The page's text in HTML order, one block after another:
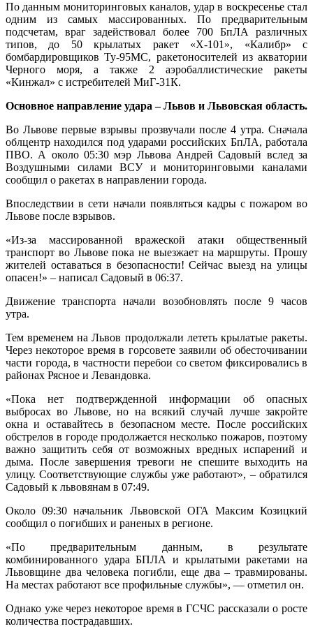
По данным мониторинговых каналов, удар в воскресенье стал
одним из самых массированных. По предварительным
подсчетам, враг задействовал более 700 БпЛА различных
типов, до 50 крылатых ракет «Х-101», «Калибр» с
бомбардировщиков Ту-95МС, ракетоносителей из акватории
Черного моря, а также 2 аэробаллистические ракеты
«Кинжал» с истребителей МиГ-31К.
Основное направление удара – Львов и Львовская область.
Во Львове первые взрывы прозвучали после 4 утра. Сначала
облцентр находился под ударами российских БпЛА, работала
ПВО. А около 05:30 мэр Львова Андрей Садовый вслед за
Воздушными силами ВСУ и мониторинговыми каналами
сообщил о ракетах в направлении города.
Впоследствии в сети начали появляться кадры с пожаром во
Львове после взрывов.
«Из-за массированной вражеской атаки общественный
транспорт во Львове пока не выезжает на маршруты. Прошу
жителей оставаться в безопасности! Сейчас выезд на улицы
опасен!» – написал Садовый в 06:37.
Движение транспорта начали возобновлять после 9 часов
утра.
Тем временем на Львов продолжали лететь крылатые ракеты.
Через некоторое время в горсовете заявили об обесточивании
части города, в частности перебои со светом фиксировались в
районах Рясное и Левандовка.
«Пока нет подтвержденной информации об опасных
выбросах во Львове, но на всякий случай лучше закройте
окна и оставайтесь в безопасном месте. После российских
обстрелов в городе продолжается несколько пожаров, поэтому
важно защитить себя от возможных вредных испарений и
дыма. После завершения тревоги не спешите выходить на
улицу. Соответствующие службы уже работают», – обратился
Садовый к львовянам в 07:49.
Около 09:30 начальник Львовской ОГА Максим Козицкий
сообщил о погибших и раненых в регионе.
«По предварительным данным, в результате
комбинированного удара БПЛА и крылатыми ракетами на
Львовщине два человека погибли, еще два – травмированы.
На местах работают все профильные службы», –– отметил он.
Однако уже через некоторое время в ГСЧС рассказали о росте
количества пострадавших.